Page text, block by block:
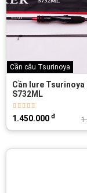
Cần câu Tsurinoya
Cần lure Tsurinoya
S732ML
1.450.000 đ